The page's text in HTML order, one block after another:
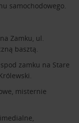
samochodowego.
Zamku, ul.
basztą.
zamku na Stare
misternie